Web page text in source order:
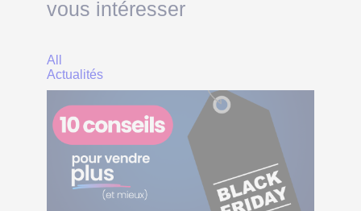
vous intéresser
All
Actualités